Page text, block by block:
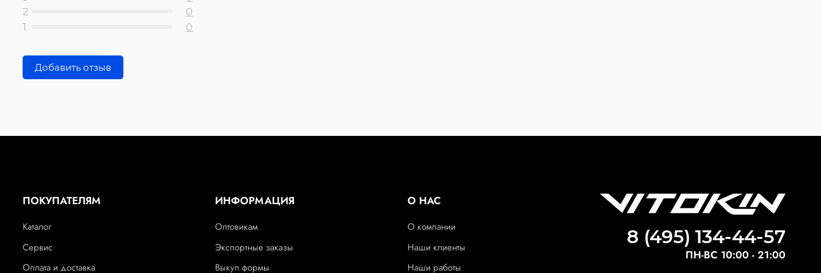
2
0
1
0
Добавить отзыв
ПОКУПАТЕЛЯМ
Каталог
Сервис
Оплата и доставка
ИНФОРМАЦИЯ
Оптовикам
Экспортные заказы
Выкуп формы
О НАС
О компании
Наши клиенты
Наши работы
8 (495) 134-44-57
ПН-ВС 10:00 - 21:00